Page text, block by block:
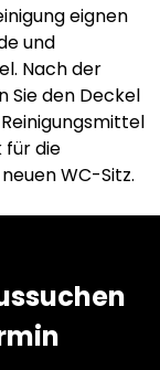
eignen
und
Nach der
Sie den Deckel
für die
WC-Sitz.